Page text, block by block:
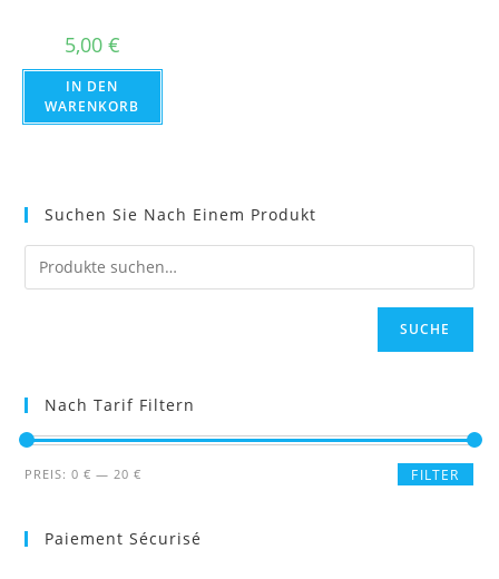
5,00 €
IN DEN
WARENKORB
Suchen Sie Nach Einem Produkt
SUCHE
Nach Tarif Filtern
Min.
Max.
FILTER
PREIS:0 € — 20 €
Paiement Sécurisé